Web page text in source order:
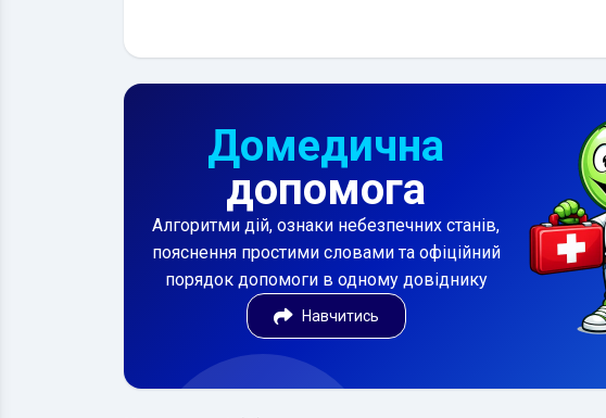
Домедична
допомога
Алгоритми дій, ознаки небезпечних станів,
пояснення простими словами та офіційний
порядок допомоги в одному довіднику
Навчитись